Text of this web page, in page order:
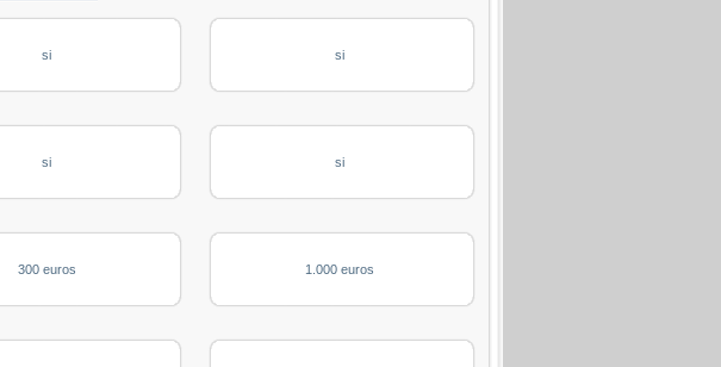
si si
si si
300 euros 1.000 euros